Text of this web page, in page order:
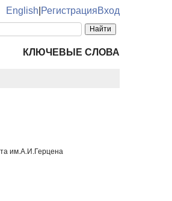
English РегистрацияВход
КЛЮЧЕВЫЕ СЛОВА
им.А.И.Герцена